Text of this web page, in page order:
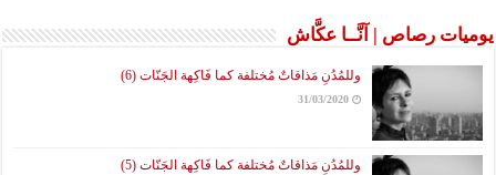
يوميات رصاص | آنَّــا عكَّاش
وللمُدُنِ مَذاقاتٌ مُختلفة كما فَاكِهة الجَنّات (6)
31/03/2020
وللمُدُنِ مَذاقاتٌ مُختلفة كما فَاكِهة الجَنّات (5)